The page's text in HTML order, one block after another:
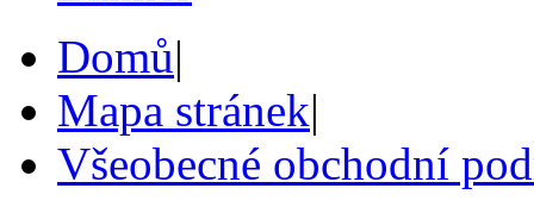
Domů|
Mapa stránek|
Všeobecné obchodní